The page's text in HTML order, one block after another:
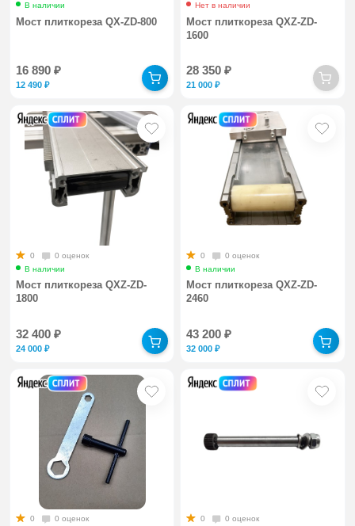
В наличии
Мост плиткореза QX-ZD-800
16 890₽
12 490₽
Нет в наличии
Мост плиткореза QXZ-ZD-
1600
28 350₽
21 000₽
0
0 оценок
В наличии
Мост плиткореза QXZ-ZD-
1800
32 400₽
24 000₽
0
0 оценок
В наличии
Мост плиткореза QXZ-ZD-
2460
43 200₽
32 000₽
0 0 оценок 0 0 оценок